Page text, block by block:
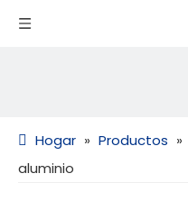
Hogar » Productos »
aluminio